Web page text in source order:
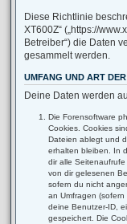
Diese Richtlinie
XT600Z“ („https://
Betreiber“) die Daten
gesammelt werden.
UMFANG UND ART
Deine Daten werden
Die Forensoftware
Cookies. Cookies
Dateien ablegt und
erhalten bleiben. In
dir alle
von dir gelesenen
sofern du nicht
an Umfragen
deine Benutzer-ID,
gespeichert. Die